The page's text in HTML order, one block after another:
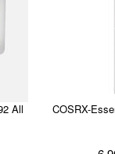
All
COSRX-